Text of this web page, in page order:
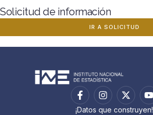
Solicitud de información
IR A SOLICITUD
¡Datos que construyen!